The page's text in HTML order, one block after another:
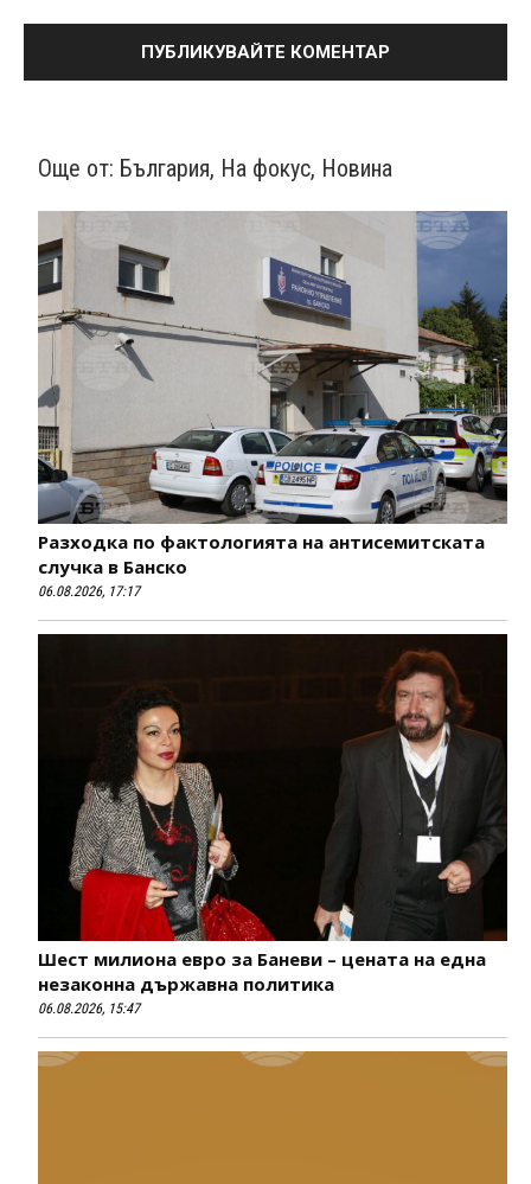
Още от: България, На фокус, Новина
Разходка по фактологията на антисемитската
случка в Банско
06.08.2026, 17:17
Шест милиона евро за Баневи – цената на една
незаконна държавна политика
06.08.2026, 15:47